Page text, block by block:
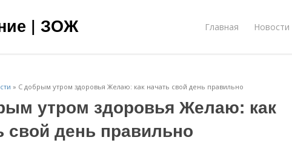
| ЗОЖ Главная Новости
» С добрым утром здоровья Желаю: как начать свой день правильно
утром здоровья Желаю: как
свой день правильно